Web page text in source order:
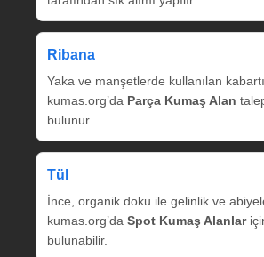
Ribana
Yaka ve manşetlerde kullanılan
kumas.org’da Parça Kumaş Alan
bulunur.
Tül
İnce, organik doku ile gelinlik ve
kumas.org’da Spot Kumaş Alanlar
bulunabilir.